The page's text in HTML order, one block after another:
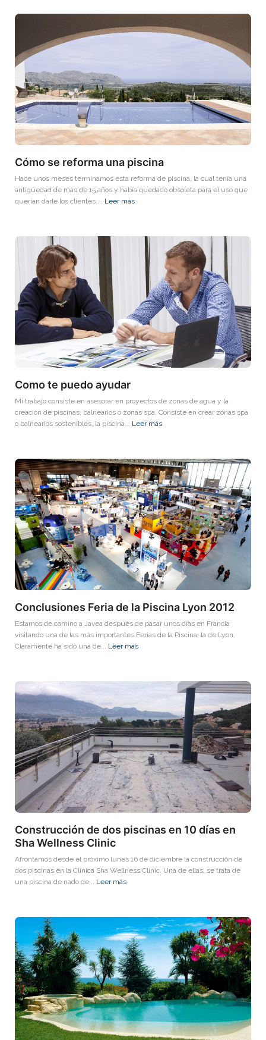
Cómo se reforma una piscina
Hace unos meses terminamos esta reforma de piscina, la cual tenía una
antigüedad de más de 15 años y había quedado obsoleta para el uso que
querían darle los clientes.... Leer más
Como te puedo ayudar
Mi trabajo consiste en asesorar en proyectos de zonas de agua y la
creación de piscinas, balnearios o zonas spa. Consiste en crear zonas spa
o balnearios sostenibles, la piscina... Leer más
Conclusiones Feria de la Piscina Lyon 2012
Estamos de camino a Javea después de pasar unos días en Francia
visitando una de las más importantes Ferias de la Piscina, la de Lyon.
Claramente ha sido una de... Leer más
Construcción de dos piscinas en 10 días en
Sha Wellness Clinic
Afrontamos desde el próximo lunes 16 de diciembre la construcción de
dos piscinas en la Clínica Sha Wellness Clinic. Una de ellas, se trata de
una piscina de nado de... Leer más